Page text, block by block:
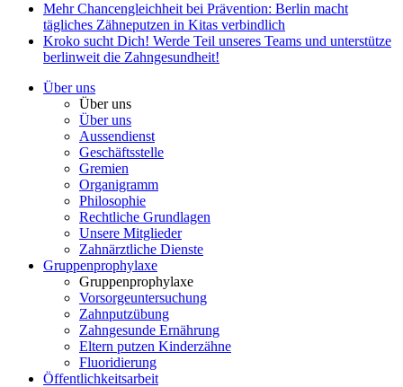
Mehr Chancengleichheit bei Prävention: Berlin macht
tägliches Zähneputzen in Kitas verbindlich
Kroko sucht Dich! Werde Teil unseres Teams und unterstütze
berlinweit die Zahngesundheit!
Über uns
Über uns
Über uns
Aussendienst
Geschäftsstelle
Gremien
Organigramm
Philosophie
Rechtliche Grundlagen
Unsere Mitglieder
Zahnärztliche Dienste
Gruppenprophylaxe
Gruppenprophylaxe
Vorsorgeuntersuchung
Zahnputzübung
Zahngesunde Ernährung
Eltern putzen Kinderzähne
Fluoridierung
Öffentlichkeitsarbeit